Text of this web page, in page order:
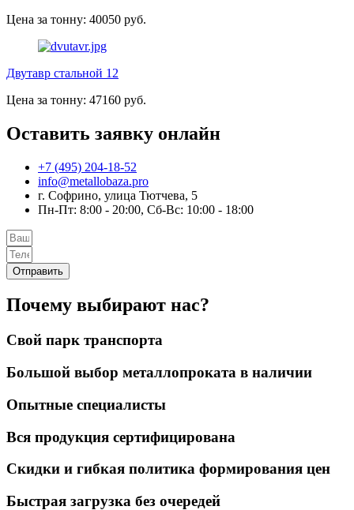
Цена за тонну: 40050 руб.
Двутавр стальной 12
Цена за тонну: 47160 руб.
Оставить заявку онлайн
+7 (495) 204-18-52
info@metallobaza.pro
г. Софрино, улица Тютчева, 5
Пн-Пт: 8:00 - 20:00, Сб-Вс: 10:00 - 18:00
Отправить
Почему выбирают нас?
Свой парк транспорта
Большой выбор металлопроката в наличии
Опытные специалисты
Вся продукция сертифицирована
Скидки и гибкая политика формирования цен
Быстрая загрузка без очередей